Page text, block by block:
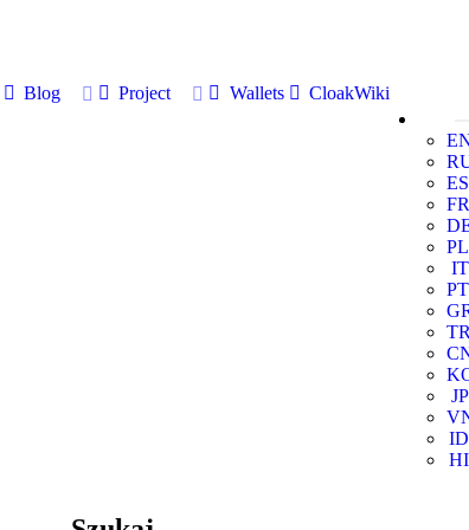
Blog Project Wallets
CloakWiki
ES
FR
PL
IT
PT
JP
ID
HI